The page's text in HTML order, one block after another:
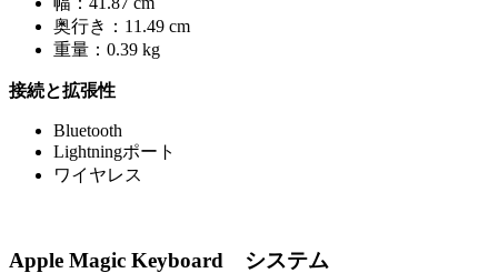
奥行き：11.49 cm
重量：0.39 kg
接続と拡張性
Bluetooth
Lightningポート
ワイヤレス
Apple Magic Keyboard システム